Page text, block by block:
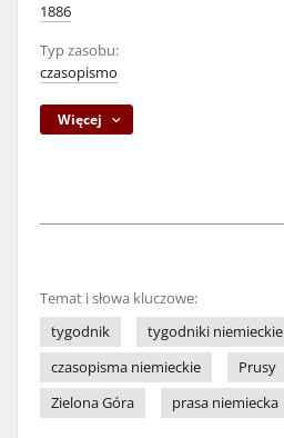
1886
Typ zasobu:
czasopismo
Więcej
Temat i słowa kluczowe:
tygodnik
tygodniki niemieckie
czasopisma niemieckie
Prusy
Zielona Góra
prasa niemiecka